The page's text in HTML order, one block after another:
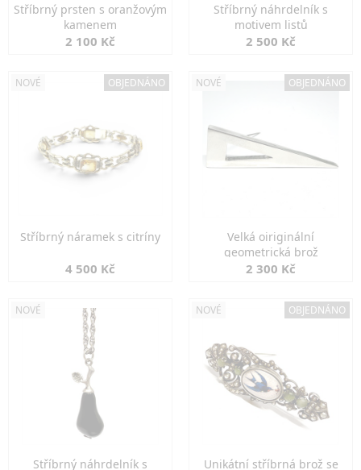
Stříbrný prsten s oranžovým
kamenem
2 100 Kč
Stříbrný náhrdelník s
motivem listů
2 500 Kč
NOVÉ OBJEDNÁNO
Stříbrný náramek s citríny
4 500 Kč
NOVÉ OBJEDNÁNO
Velká oiriginální
geometrická brož
2 300 Kč
NOVÉ
Stříbrný náhrdelník s
NOVÉ OBJEDNÁNO
Unikátní stříbrná brož se